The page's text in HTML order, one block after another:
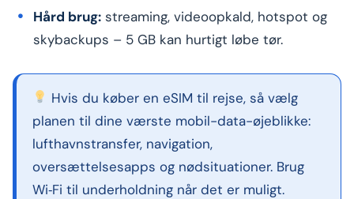
Hård brug: streaming, videoopkald, hotspot og
skybackups – 5 GB kan hurtigt løbe tør.
Hvis du køber en eSIM til rejse, så vælg
planen til dine værste mobil-data-øjeblikke:
lufthavnstransfer, navigation,
oversættelsesapps og nødsituationer. Brug
Wi‑Fi til underholdning når det er muligt.